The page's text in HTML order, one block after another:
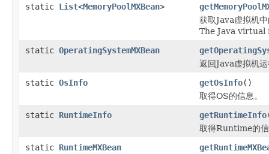
static List<MemoryPoolMXBean>
获取Java虚拟机
The Java virtual
static OperatingSystemMXBean
返回Java虚拟机
static OsInfo getOsInfo()
取得OS的信息。
static RuntimeInfo getRuntimeInfo
取得Runtime的
static RuntimeMXBean